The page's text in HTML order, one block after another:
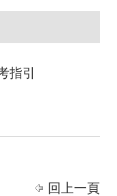
指引
回上一頁